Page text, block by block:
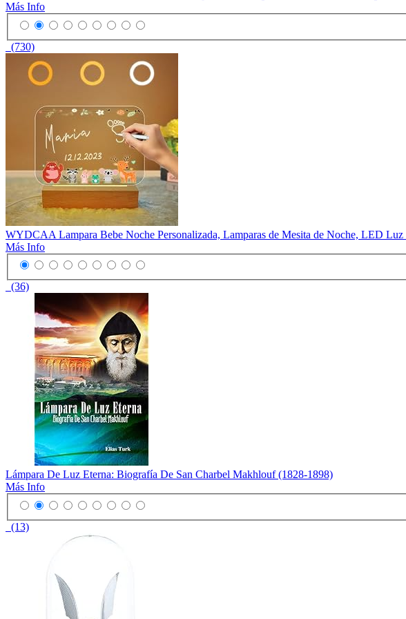
Más Info
(730)
WYDCAA Lampara Bebe Noche Personalizada, Lamparas de Mesita de Noche, LED
Más Info
(36)
Lámpara De Luz Eterna: Biografía De San Charbel Makhlouf (1828-1898)
Más Info
(13)